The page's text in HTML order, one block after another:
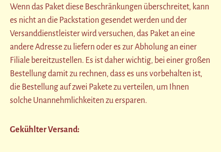
Wenn das Paket diese Beschränkungen überschreitet, kann
es nicht an die Packstation gesendet werden und der
Versanddienstleister wird versuchen, das Paket an eine
andere Adresse zu liefern oder es zur Abholung an einer
Filiale bereitzustellen. Es ist daher wichtig, bei einer großen
Bestellung damit zu rechnen, dass es uns vorbehalten ist,
die Bestellung auf zwei Pakete zu verteilen, um Ihnen
solche Unannehmlichkeiten zu ersparen.
Gekühlter Versand: